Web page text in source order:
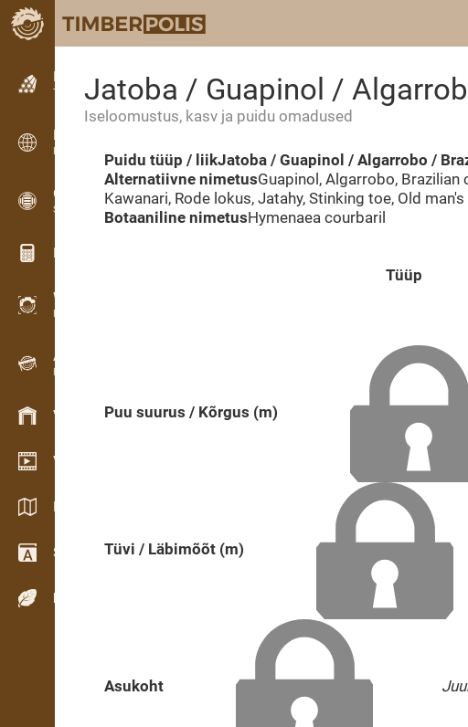
Kuulutused
Tekstkuulutused
Kuulutused
Rahvusvahelised kuulutused
OPTI-TIMB
Saekavad
Puidu kalkulaatorid
WoodProfi
Puidumaht AI-ga
Andmesalvesti
Puidu inventuur välitöödel
Varude haldamine
Videogalerii
Kataloogid / Brošüürid
Sõnastik
Puiduliigid
Jatoba / Guapinol /
Iseloomustus, kasv ja puidu omadused
Puidu tüüp / liikJatoba / Guapinol / Algarrobo /
Alternatiivne nimetusGuapinol, Algarrobo, Brazilian
Kawanari, Rode lokus, Jatahy, Stinking toe, Old
Botaaniline nimetusHymenaea courbaril
Tüüp
Puu suurus / Kõrgus (m)
Tüvi / Läbimõõt (m)
Asukoht